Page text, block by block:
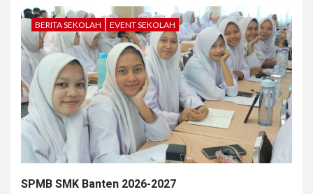
BERITA SEKOLAH EVENT SEKOLAH
SPMB SMK Banten 2026-2027